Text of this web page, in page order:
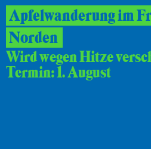
Apfelwanderung im
Norden
Wird wegen Hitze
Termin: 1. August